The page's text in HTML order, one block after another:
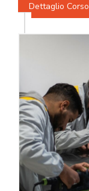
Dettaglio Corso